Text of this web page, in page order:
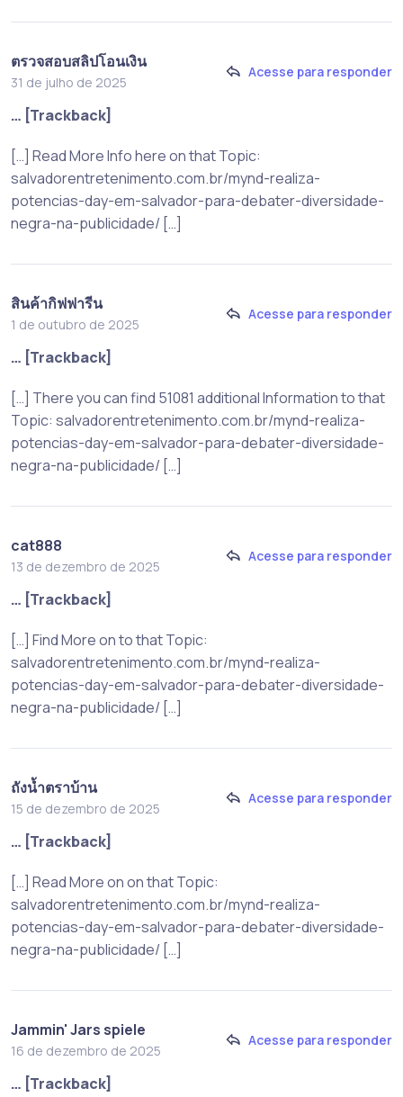
ตรวจสอบสลิปโอนเงิน
31 de julho de 2025
Acesse para responder
… [Trackback]
[…] Read More Info here on that Topic:
salvadorentretenimento.com.br/mynd-realiza-
potencias-day-em-salvador-para-debater-diversidade-
negra-na-publicidade/ […]
สินค้ากิฟฟารีน
1 de outubro de 2025
Acesse para responder
… [Trackback]
[…] There you can find 51081 additional Information to that
Topic: salvadorentretenimento.com.br/mynd-realiza-
potencias-day-em-salvador-para-debater-diversidade-
negra-na-publicidade/ […]
cat888
13 de dezembro de 2025
Acesse para responder
… [Trackback]
[…] Find More on to that Topic:
salvadorentretenimento.com.br/mynd-realiza-
potencias-day-em-salvador-para-debater-diversidade-
negra-na-publicidade/ […]
ถังน้ำตราบ้าน
15 de dezembro de 2025
Acesse para responder
… [Trackback]
[…] Read More on on that Topic:
salvadorentretenimento.com.br/mynd-realiza-
potencias-day-em-salvador-para-debater-diversidade-
negra-na-publicidade/ […]
Jammin' Jars spiele
16 de dezembro de 2025
Acesse para responder
… [Trackback]